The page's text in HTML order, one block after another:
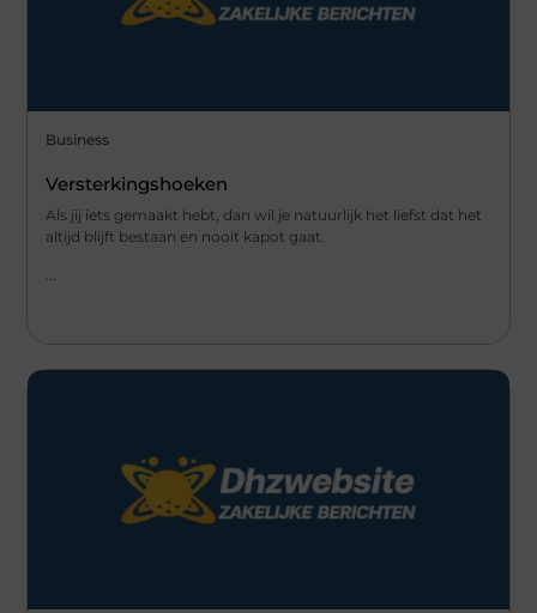
Business
Versterkingshoeken
Als jij iets gemaakt hebt, dan wil je natuurlijk het liefst dat het
altijd blijft bestaan en nooit kapot gaat.
...